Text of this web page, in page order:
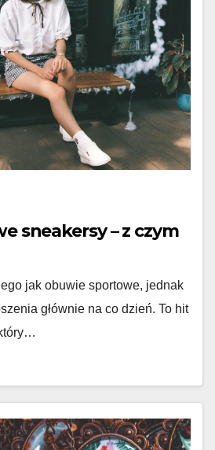
sneakersy – z czym
jak obuwie sportowe, jednak
głównie na co dzień. To hit